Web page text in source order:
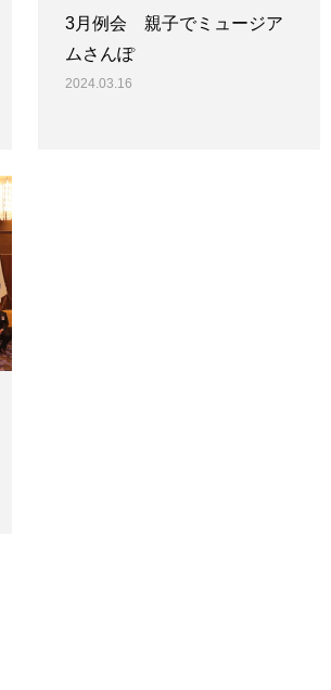
3月例会 親子でミュージア
ムさんぽ
2024.03.16